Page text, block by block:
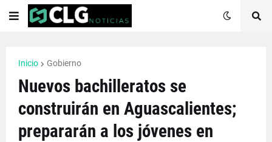
Inicio Gobierno
Nuevos bachilleratos se
construirán en Aguascalientes;
prepararán a los jóvenes en